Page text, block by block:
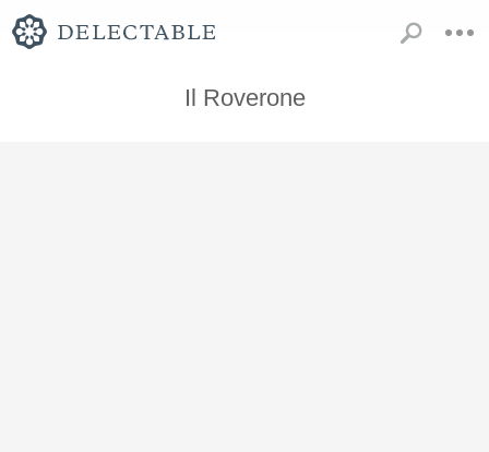
Il Roverone